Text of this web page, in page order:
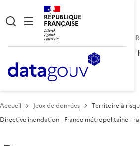
RÉPUBLIQUE
FRANÇAISE
Accueil Jeux de données
Territoire à
Directive inondation - France métropolitaine -